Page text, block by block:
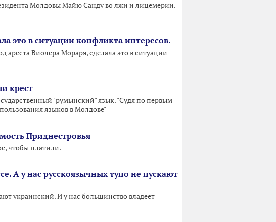
Молдовы Майю Санду во лжи и лицемерии.
это в ситуации конфликта интересов.
ареста Виолера Мораря, сделала это в ситуации
крест
"румынский" язык. "Судя по первым
языков в Молдове"
Приднестровья
чтобы платили.
А у нас русскоязычных тупо не пускают
украинский. И у нас большинство владеет